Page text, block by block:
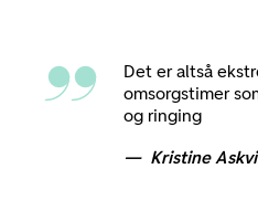
Det er altså
omsorgstimer
og ringing
Kristine